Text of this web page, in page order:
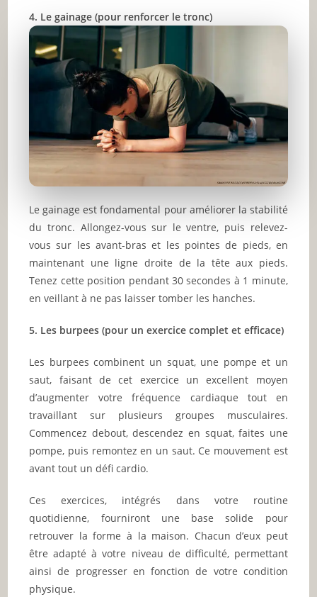
4. Le gainage (pour renforcer le tronc)
Le gainage est fondamental pour améliorer la stabilité
du tronc. Allongez-vous sur le ventre, puis relevez-
vous sur les avant-bras et les pointes de pieds, en
maintenant une ligne droite de la tête aux pieds.
Tenez cette position pendant 30 secondes à 1 minute,
en veillant à ne pas laisser tomber les hanches.
5. Les burpees (pour un exercice complet et efficace)
Les burpees combinent un squat, une pompe et un
saut, faisant de cet exercice un excellent moyen
d’augmenter votre fréquence cardiaque tout en
travaillant sur plusieurs groupes musculaires.
Commencez debout, descendez en squat, faites une
pompe, puis remontez en un saut. Ce mouvement est
avant tout un défi cardio.
Ces exercices, intégrés dans votre routine
quotidienne, fourniront une base solide pour
retrouver la forme à la maison. Chacun d’eux peut
être adapté à votre niveau de difficulté, permettant
ainsi de progresser en fonction de votre condition
physique.